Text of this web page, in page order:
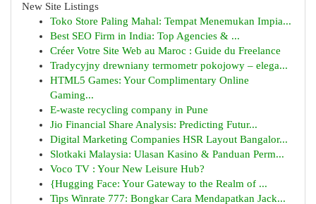
New Site Listings
Toko Store Paling Mahal: Tempat Menemukan Impia...
Best SEO Firm in India: Top Agencies & ...
Créer Votre Site Web au Maroc : Guide du Freelance
Tradycyjny drewniany termometr pokojowy – elega...
HTML5 Games: Your Complimentary Online
Gaming...
E-waste recycling company in Pune
Jio Financial Share Analysis: Predicting Futur...
Digital Marketing Companies HSR Layout Bangalor...
Slotkaki Malaysia: Ulasan Kasino & Panduan Perm...
Voco TV : Your New Leisure Hub?
{Hugging Face: Your Gateway to the Realm of ...
Tips Winrate 777: Bongkar Cara Mendapatkan Jack...